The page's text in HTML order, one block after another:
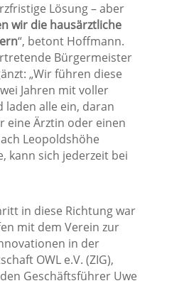
Lösung – aber
wir die hausärztliche
“, betont Hoffmann.
Bürgermeister
„Wir führen diese
Jahren mit voller
laden alle ein, daran
eine Ärztin oder einen
Leopoldshöhe
kann sich jederzeit bei
in diese Richtung war
mit dem Verein zur
in der
OWL e.V. (ZIG),
Geschäftsführer Uwe